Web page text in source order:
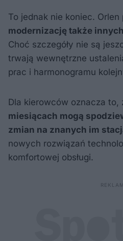
To jednak nie koniec.
modernizację także
Choć szczegóły nie są
trwają wewnętrzne
prac i harmonogramu
Dla kierowców oznacza to,
miesiącach mogą
zmian na znanych im
nowych rozwiązań
komfortowej obsługi.